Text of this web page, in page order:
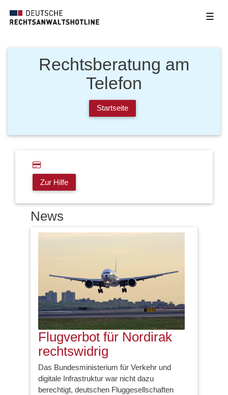
☰
Rechtsberatung am
Telefon
Startseite
Zur Hilfe
News
Flugverbot für Nordirak
rechtswidrig
Das Bundesministerium für Verkehr und
digitale Infrastruktur war nicht dazu
berechtigt, deutschen Fluggesellschaften